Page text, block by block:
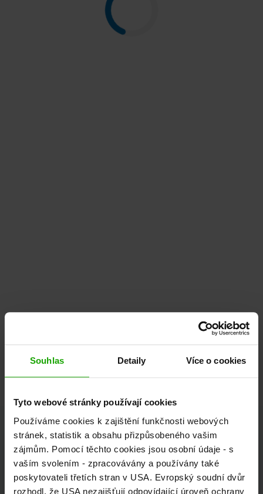
Souhlas Detaily Více o cookies
Tyto webové stránky používají cookies
Používáme cookies k zajištění funkčnosti webových
stránek, statistik a obsahu přizpůsobeného vašim
zájmům. Pomocí těchto cookies jsou osobní údaje - s
vaším svolením - zpracovávány a používány také
poskytovateli třetích stran v USA. Evropský soudní dvůr
rozhodl, že USA nezajišťují odpovídající úroveň ochrany
Kärnten Werbung